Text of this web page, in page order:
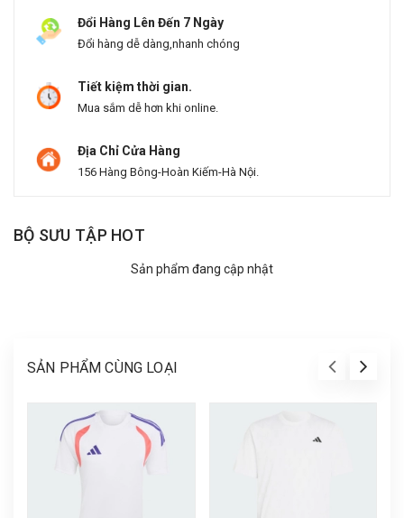
Đổi Hàng Lên Đến 7 Ngày
Đổi hàng dễ dàng,nhanh chóng
Tiết kiệm thời gian.
Mua sắm dễ hơn khi online.
Địa Chỉ Cửa Hàng
156 Hàng Bông-Hoàn Kiếm-Hà Nội.
BỘ SƯU TẬP HOT
Sản phẩm đang cập nhật
SẢN PHẨM CÙNG LOẠI